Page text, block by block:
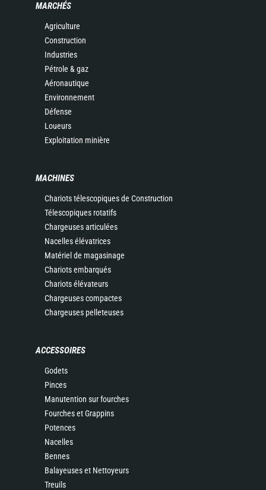
MARCHÉS
Agriculture
Construction
Industries
Pétrole & gaz
Aéronautique
Environnement
Défense
Loueurs
Exploitation minière
MACHINES
Chariots télescopiques de Construction
Télescopiques rotatifs
Chargeuses articulées
Nacelles élévatrices
Matériel de magasinage
Chariots embarqués
Chariots élévateurs
Chargeuses compactes
Chargeuses pelleteuses
ACCESSOIRES
Godets
Pinces
Manutention sur fourches
Fourches et Grappins
Potences
Nacelles
Bennes
Balayeuses et Nettoyeurs
Treuils